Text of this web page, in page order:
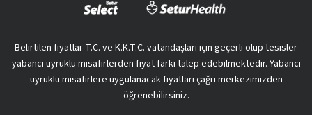
Belirtilen fiyatlar T.C. ve K.K.T.C. vatandaşları için geçerli olup tesisler
yabancı uyruklu misafirlerden fiyat farkı talep edebilmektedir. Yabancı
uyruklu misafirlere uygulanacak fiyatları çağrı merkezimizden
öğrenebilirsiniz.